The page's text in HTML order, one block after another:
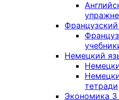
Немецкий
тетради
Экономика 3